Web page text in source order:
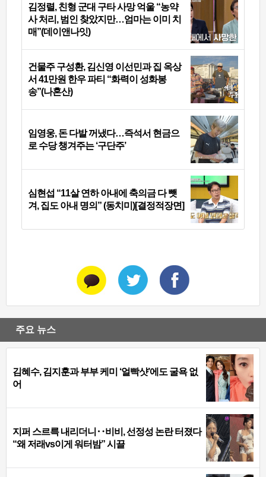
김정렬, 친형 군대 구타 사망 억울 “농약
사 처리, 범인 찾았지만…엄마는 이미 치
매”(데이앤나잇)
건물주 구성환, 김신영 이선민과 집 옥상
서 41만원 한우 파티 “화력이 성화봉
송”(나혼산)
임영웅, 돈 다발 꺼냈다…즉석서 현금으
로 수당 챙겨주는 ‘구단주’
심현섭 “11살 연하 아내에 축의금 다 뺏
겨, 집도 아내 명의” (동치미)[결정적장면]
주요 뉴스
김혜수, 김지훈과 부부 케미 ‘얼빡샷’에도 굴욕 없
어
지퍼 스르륵 내리더니‥비비, 선정성 논란 터졌다
“왜 저래vs이게 워터밤” 시끌